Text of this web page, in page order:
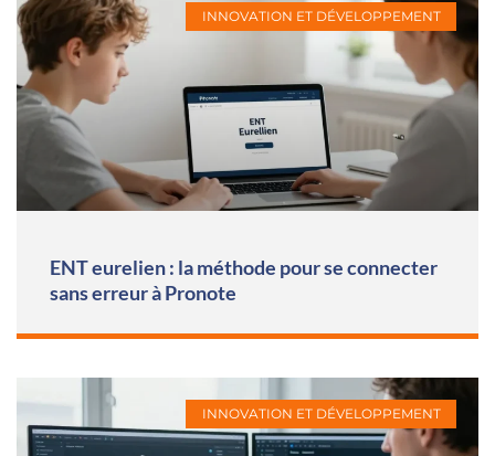
INNOVATION ET DÉVELOPPEMENT
ENT eurelien : la méthode pour se connecter
sans erreur à Pronote
INNOVATION ET DÉVELOPPEMENT